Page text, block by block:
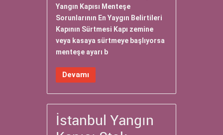
Yangın Kapısı Menteşe
Sorunlarının En Yaygın Belirtileri
Kapının Sürtmesi Kapı zemine
veya kasaya sürtmeye başlıyorsa
menteşe ayarı b
Devamı
İstanbul Yangın